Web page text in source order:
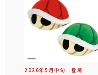
2026年5 月中旬 登場